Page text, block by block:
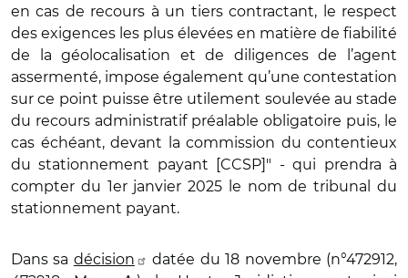
en cas de recours à un tiers contractant, le respect
des exigences les plus élevées en matière de fiabilité
de la géolocalisation et de diligences de l’agent
assermenté, impose également qu’une contestation
sur ce point puisse être utilement soulevée au stade
du recours administratif préalable obligatoire puis, le
cas échéant, devant la commission du contentieux
du stationnement payant [CCSP]" - qui prendra à
compter du 1er janvier 2025 le nom de tribunal du
stationnement payant.
Dans sa décision
datée du 18 novembre (n°472912,